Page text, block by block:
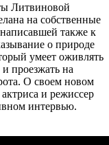
Литвиновой
на собственные
также к
о природе
умеет оживлять
и проезжать на
О своем новом
и режиссер
интервью.